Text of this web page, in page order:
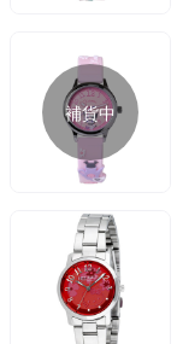
補貨中